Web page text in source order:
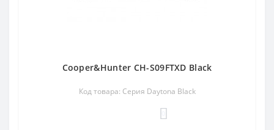
Cooper&Hunter CH-S09FTXD Black
Код товара: Серия Daytona Black